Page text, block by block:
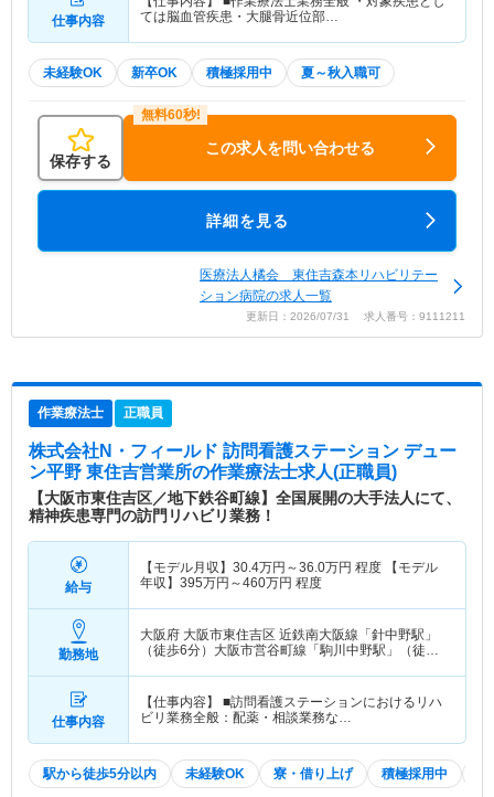
仕事内容
ては脳血管疾患・大腿骨近位部…
未経験OK 新卒OK 積極採用中 夏～秋入職可
保存する
この求人を問い合わせる
詳細を見る
医療法人橘会 東住吉森本リハビリテー
ション病院の求人一覧
更新日：2026/07/31 求人番号：9111211
作業療法士 正職員
株式会社N・フィールド 訪問看護ステーション デュー
ン平野 東住吉営業所の作業療法士求人(正職員)
【大阪市東住吉区／地下鉄谷町線】全国展開の大手法人にて、
精神疾患専門の訪門リハビリ業務！
給与
【モデル月収】 30.4万円～36.0万円 程度 【モデル
年収】 395万円～460万円 程度
勤務地
大阪府 大阪市東住吉区 近鉄南大阪線「針中野駅」
（徒歩6分）大阪市営谷町線「駒川中野駅」（徒歩5
仕事内容
【仕事内容】 ■訪問看護ステーションにおけるリハ
ビリ業務全般：配薬・相談業務な…
駅から徒歩5分以内 未経験OK 寮・借り上げ 積極採用中